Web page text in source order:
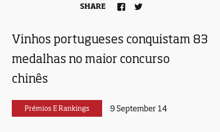
Vinhos portugueses conquistam 83
medalhas no maior concurso
chinês
Prémios E Rankings 9 September 14
SHARE